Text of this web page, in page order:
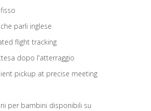
parli inglese
flight tracking
dopo l'atterraggio
pickup at precise meeting
per bambini disponibili su